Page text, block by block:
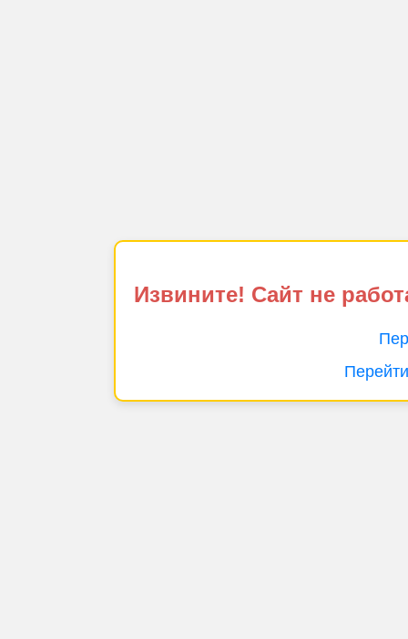
Извините! Сайт не